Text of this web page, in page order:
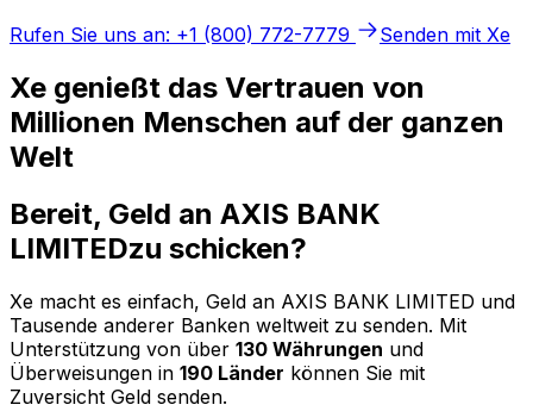
Rufen Sie uns an: +1 (800) 772-7779
Senden mit Xe
Xe genießt das Vertrauen von
Millionen Menschen auf der ganzen
Welt
Bereit, Geld an AXIS BANK
LIMITEDzu schicken?
Xe macht es einfach, Geld an AXIS BANK LIMITED und
Tausende anderer Banken weltweit zu senden. Mit
Unterstützung von über 130 Währungen und
Überweisungen in 190 Länder können Sie mit
Zuversicht Geld senden.